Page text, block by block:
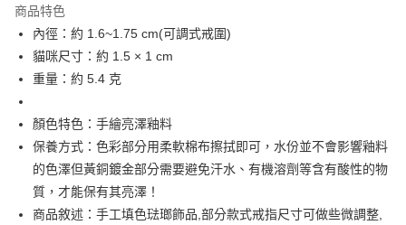
臺灣中小企業銀行
匯豐（台灣）商業銀行
華泰商業銀行
聯邦商業銀行
元大商業銀行
台灣樂天信用卡公司
上海商業儲蓄銀行
國泰世華商業銀行
兆豐國際商業銀行
匯豐（台灣）商業銀行
聯邦商業銀行
玉山商業銀行
台新國際商業銀行
中國信託商業銀行
Apple Pay
悠遊付
Google Pay
全盈+PAY
ATM付款
運送方式
付款後全家取貨
商品特色
內徑：約 1.6~1.75 cm(可調式戒圍)
貓咪尺寸：約 1.5 × 1 cm
重量：約 5.4 克
顏色特色：手繪亮澤釉料
保養方式：色彩部分用柔軟棉布擦拭即可，水份並不會影響釉料
的色澤但黃銅鍍金部分需要避免汗水、有機溶劑等含有酸性的物
質，才能保有其亮澤！
商品敘述：手工填色琺瑯飾品,部分款式戒指尺寸可做些微調整,